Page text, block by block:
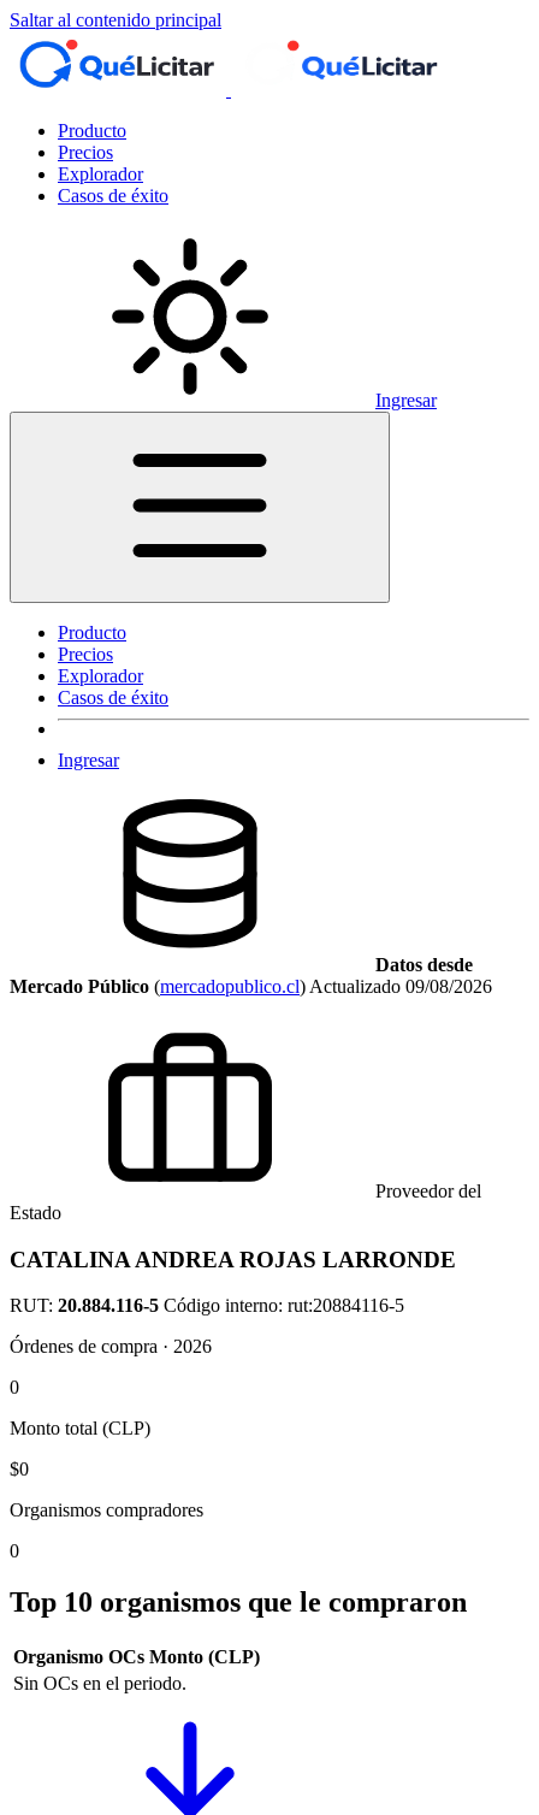
Saltar al contenido principal
Producto
Precios
Explorador
Casos de éxito
Ingresar
Producto
Precios
Explorador
Casos de éxito
Ingresar
Datos desde
Mercado Público (mercadopublico.cl) Actualizado 09/08/2026
Proveedor del
Estado
CATALINA ANDREA ROJAS LARRONDE
RUT: 20.884.116-5 Código interno: rut:20884116-5
Órdenes de compra · 2026
0
Monto total (CLP)
$0
Organismos compradores
0
Top 10 organismos que le compraron
Organismo OCs Monto (CLP)
Sin OCs en el periodo.